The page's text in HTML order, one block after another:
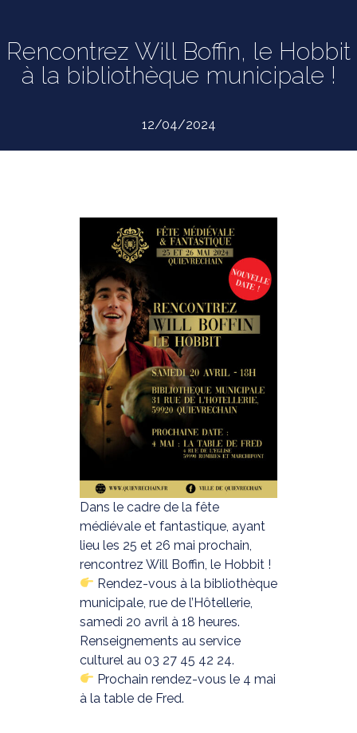
Rencontrez Will Boffin, le Hobbit
à la bibliothèque municipale !
12/04/2024
Dans le cadre de la fête
médiévale et fantastique, ayant
lieu les 25 et 26 mai prochain,
rencontrez Will Boffin, le Hobbit !
Rendez-vous à la bibliothèque
municipale, rue de l’Hôtellerie,
samedi 20 avril à 18 heures.
Renseignements au service
culturel au 03 27 45 42 24.
Prochain rendez-vous le 4 mai
à la table de Fred.